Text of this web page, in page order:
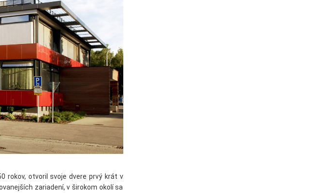
rokov, otvoril svoje dvere prvý krát v
zariadení, v širokom okolí sa